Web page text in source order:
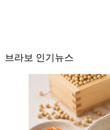
브라보 인기뉴스